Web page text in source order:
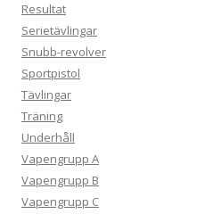
Resultat
Serietävlingar
Snubb-revolver
Sportpistol
Tävlingar
Träning
Underhåll
Vapengrupp A
Vapengrupp B
Vapengrupp C